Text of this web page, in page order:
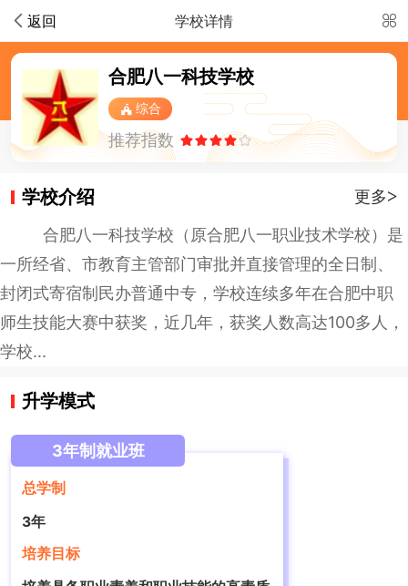
返回 学校详情
合肥八一科技学校
综合
推荐指数
学校介绍 更多>
合肥八一科技学校（原合肥八一职业技术学校）是
一所经省、市教育主管部门审批并直接管理的全日制、
封闭式寄宿制民办普通中专，学校连续多年在合肥中职
师生技能大赛中获奖，近几年，获奖人数高达100多人，
学校...
升学模式
3年制就业班
总学制
3年
培养目标